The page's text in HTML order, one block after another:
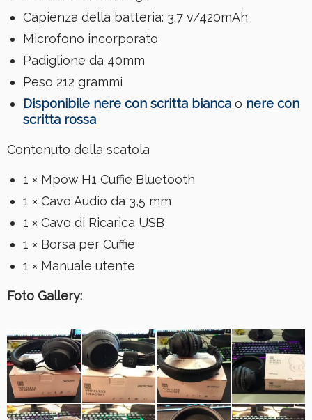
Capienza della batteria: 3.7 v/420mAh
Microfono incorporato
Padiglione da 40mm
Peso 212 grammi
Disponibile nere con scritta biancao nere con
scritta rossa.
Contenuto della scatola
1 × Mpow H1 Cuffie Bluetooth
1 × Cavo Audio da 3,5 mm
1 × Cavo di Ricarica USB
1 × Borsa per Cuffie
1 × Manuale utente
Foto Gallery: